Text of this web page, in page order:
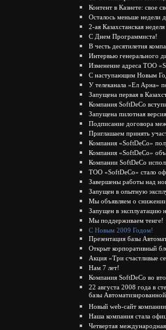
Контент в Казнете: свое
Осталось меньше недели
2-ая Казахстанская
С Днем Программиста!
В честь десятилетия
Интервью генерального
Изменение адреса ТОО
С наступающим Новым
У телеканала «Ел Арна»
Запущена первая в
Компания SoftDeCo
Запущена пилотная
Подписание договора
Приглашаем принять
Компания «SoftDeCo»
Компания «SoftDeCo»
Компании SoftDeCo
ТОО «SoftDeCo» стало
Завершены работы над
Запущен в опытную
Мы объявляем о
Запущен в эксплуатацию
Мы поддерживаем тенге!
С Новым 2009 Годом!
Презентация базы
Открыт корпоративный
Акция «Три счастливые
Нам 7 лет!
Компания SoftDeCo во
22 августа 2008 года в
базы
Новый web-сайт
Наша компания стала
Четвертая